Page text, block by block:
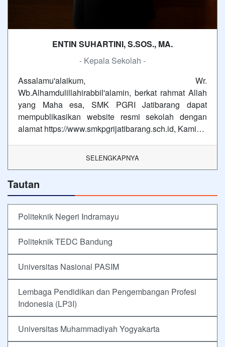
ENTIN SUHARTINI, S.SOS., MA.
- Kepala Sekolah -
Assalamu'alaikum, Wr.
Wb.Alhamdulillahirabbil'alamin, berkat rahmat Allah
yang Maha esa, SMK PGRI Jatibarang dapat
mempublikasikan website resmi sekolah dengan
alamat https://www.smkpgrijatibarang.sch.id, Kami…
SELENGKAPNYA
Tautan
Politeknik Negeri Indramayu
Politeknik TEDC Bandung
Universitas Nasional PASIM
Lembaga Pendidikan dan Pengembangan Profesi
Indonesia (LP3I)
Universitas Muhammadiyah Yogyakarta